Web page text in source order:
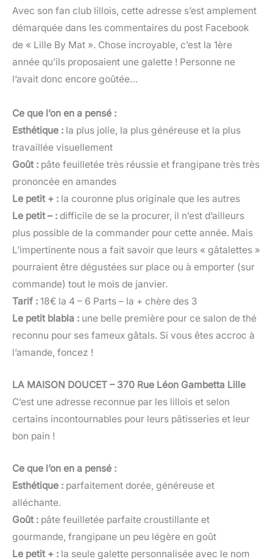
Avec son fan club lillois, cette adresse s’est amplement
démarquée dans les commentaires du post Facebook
de « Lille By Mat ». Chose incroyable, c’est la 1ère
année qu’ils proposaient une galette ! Personne ne
l’avait donc encore goûtée…
Ce que l’on en a pensé :
Esthétique : la plus jolie, la plus généreuse et la plus
travaillée visuellement
Goût : pâte feuilletée très réussie et frangipane très très
prononcée en amandes
Le petit + : la couronne plus originale que les autres
Le petit – : difficile de se la procurer, il n’est d’ailleurs
plus possible de la commander pour cette année. Mais
L’impertinente nous a fait savoir que leurs « gâtalettes »
pourraient être dégustées sur place ou à emporter (sur
commande) tout le mois de janvier.
Tarif : 18€ la 4 – 6 Parts – la + chère des 3
Le petit blabla : une belle première pour ce salon de thé
reconnu pour ses fameux gâtals. Si vous êtes accroc à
l’amande, foncez !
LA MAISON DOUCET – 370 Rue Léon Gambetta Lille
C’est une adresse reconnue par les lillois et selon
certains incontournables pour leurs pâtisseries et leur
bon pain !
Ce que l’on en a pensé :
Esthétique : parfaitement dorée, généreuse et
alléchante.
Goût : pâte feuilletée parfaite croustillante et
gourmande, frangipane un peu légère en goût
Le petit + : la seule galette personnalisée avec le nom